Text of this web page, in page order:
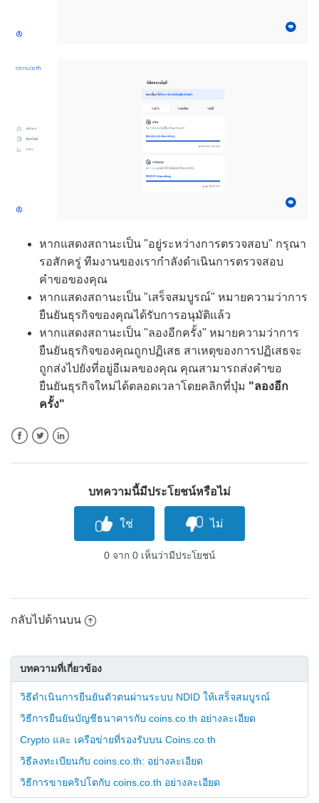
หากแสดงสถานะเป็น "อยู่ระหว่างการตรวจสอบ" กรุณา
รอสักครู่ ทีมงานของเรากำลังดำเนินการตรวจสอบ
คำขอของคุณ
หากแสดงสถานะเป็น "เสร็จสมบูรณ์" หมายความว่าการ
ยืนยันธุรกิจของคุณได้รับการอนุมัติแล้ว
หากแสดงสถานะเป็น "ลองอีกครั้ง" หมายความว่าการ
ยืนยันธุรกิจของคุณถูกปฏิเสธ สาเหตุของการปฏิเสธจะ
ถูกส่งไปยังที่อยู่อีเมลของคุณ คุณสามารถส่งคำขอ
ยืนยันธุรกิจใหม่ได้ตลอดเวลาโดยคลิกที่ปุ่ม "ลองอีก
ครั้ง"
บทความนี้มีประโยชน์หรือไม่
0 จาก 0 เห็นว่ามีประโยชน์
กลับไปด้านบน
บทความที่เกี่ยวข้อง
วิธีดำเนินการยืนยันตัวตนผ่านระบบ NDID ให้เสร็จสมบูรณ์
วิธีการยืนยันบัญชีธนาคารกับ coins.co.th อย่างละเอียด
Crypto และ เครือข่ายที่รองรับบน Coins.co.th
วิธีลงทะเบียนกับ coins.co.th: อย่างละเอียด
วิธีการขายคริปโตกับ coins.co.th อย่างละเอียด